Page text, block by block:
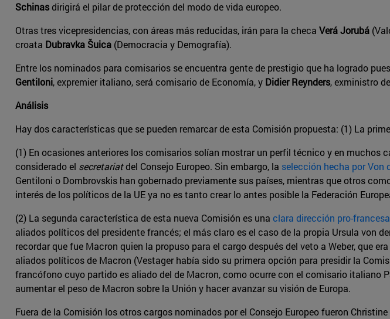
Schinasdirigirá el pilar de protección del modo de vida europeo.
Otras tres vicepresidencias, con áreas más reducidas, irán para la checa Verá Jorubá
croata Dubravka Šuica (Democracia y Demografía).
Entre los nominados para comisarios se encuentra gente de prestigio que ha logrado
Gentiloni, expremier italiano, será comisario de Economía, y Didier Reynders, exministro
Análisis
Hay dos características que se pueden remarcar de esta Comisión propuesta: (1) La
(1) En ocasiones anteriores los comisarios solían mostrar un perfil técnico y en muchos
considerado el secretariatdel Consejo Europeo. Sin embargo, la selección hecha por Von
Gentiloni o Dombrovskis han gobernado previamente sus países, mientras que otros
interés de los políticos de la UE ya no es tanto crear lo antes posible la Federación
(2) La segunda característica de esta nueva Comisión es una clara dirección pro-francesa
aliados políticos del presidente francés; el más claro es el caso de la propia Ursula von
recordar que fue Macron quien la propuso para el cargo después del veto a Weber, que
aliados políticos de Macron (Vestager había sido su primera opción para presidir la
francófono cuyo partido es aliado del de Macron, como ocurre con el comisario italiano
aumentar el peso de Macron sobre la Unión y hacer avanzar su visión de Europa.
Fuera de la Comisión los otros cargos nominados por el Consejo Europeo fueron